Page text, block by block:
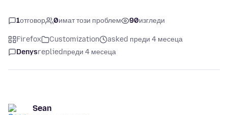
1отговор 0имат този проблем 90изгледи
Firefox Customization
asked преди 4 месеца
Denysrepliedпреди 4 месеца
Sean